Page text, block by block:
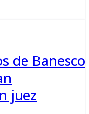
de Banesco
juez